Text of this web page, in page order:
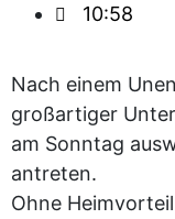
10:58
Nach einem
großartiger
am Sonntag
antreten.
Ohne